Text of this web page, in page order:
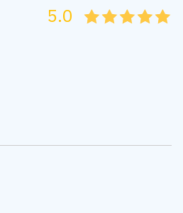
45
4
35
3
25
2
15
1
05
5.0